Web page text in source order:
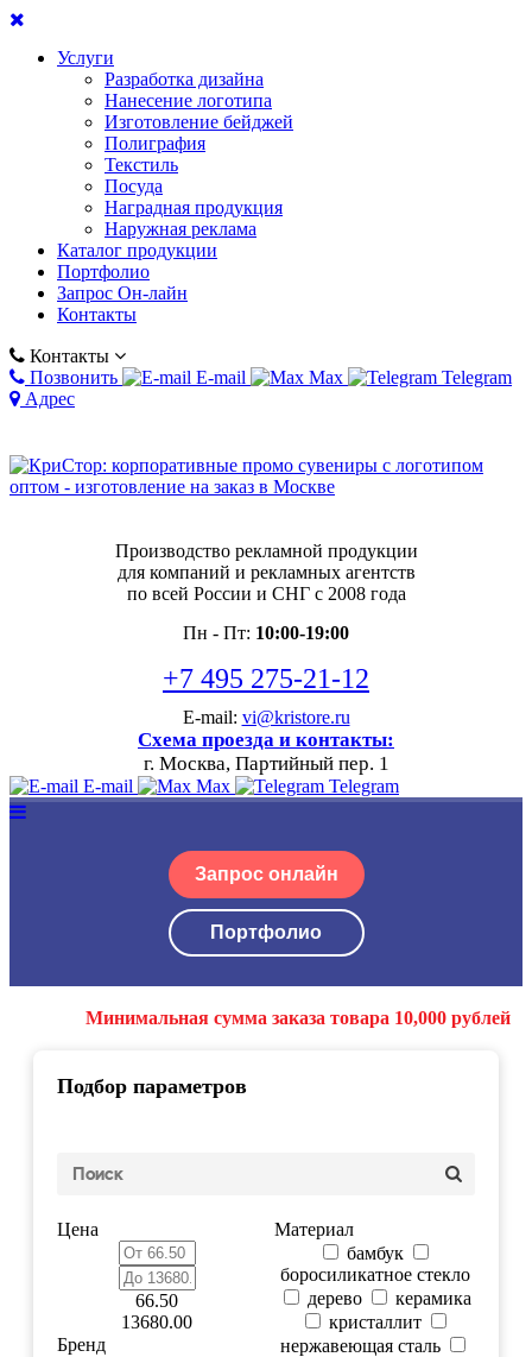
Услуги
Разработка дизайна
Нанесение логотипа
Изготовление бейджей
Полиграфия
Текстиль
Посуда
Наградная продукция
Наружная реклама
Каталог продукции
Портфолио
Запрос Он-лайн
Контакты
Контакты
Позвонить
E-mail Max
Telegram
Адрес
Производство рекламной продукции
для компаний и рекламных агентств
по всей России и СНГ с 2008 года
Пн - Пт: 10:00-19:00
+7 495 275-21-12
E-mail: vi@kristore.ru
Схема проезда и контакты:
г. Москва, Партийный пер. 1
E-mail Max Telegram
Запрос онлайн
Портфолио
Минимальная сумма заказа товара 10,000 рублей
Подбор параметров
Цена
66.50
13680.00
Материал
бамбук
боросиликатное стекло
дерево
керамика
кристаллит
нержавеющая сталь
Бренд